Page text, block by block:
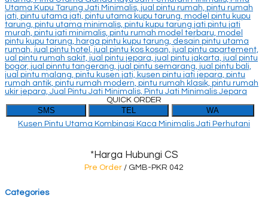
QUICK ORDER
SMS TEL WA
Kusen Pintu Utama Kombinasi Kaca Minimalis Jati Perhutani
*Harga Hubungi CS
Pre Order / GMB-PKR 042
Categories